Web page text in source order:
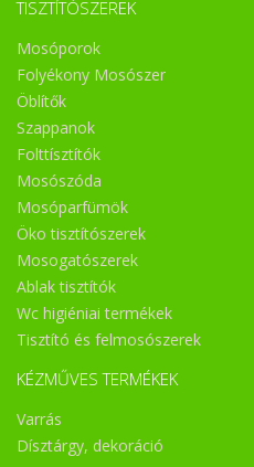
TISZTÍTÓSZEREK
Mosóporok
Folyékony Mosószer
Öblítők
Szappanok
Folttísztítók
Mosószóda
Mosóparfümök
Öko tisztítószerek
Mosogatószerek
Ablak tisztítók
Wc higiéniai termékek
Tisztító és felmosószerek
KÉZMŰVES TERMÉKEK
Varrás
Dísztárgy, dekoráció